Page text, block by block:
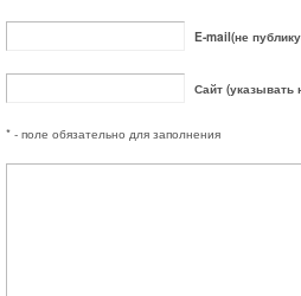
E-mail(не
Сайт (указывать
* - поле обязательно для заполнения